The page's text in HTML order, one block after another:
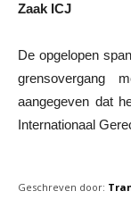
Zaak ICJ
De opgelopen
grensovergang
aangegeven dat
Internationaal
Geschreven door: